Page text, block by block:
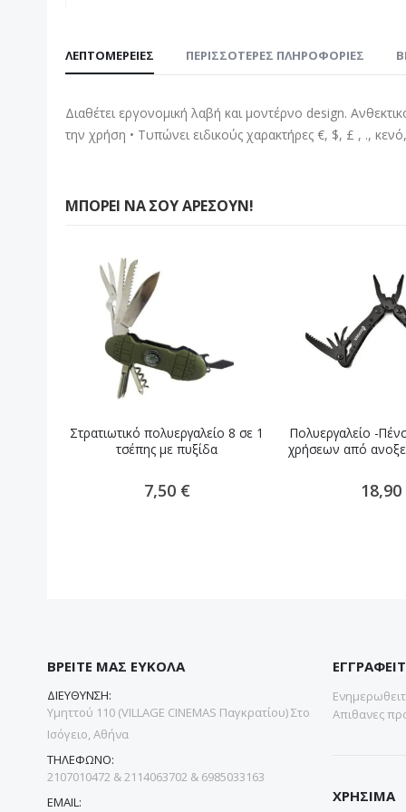
αρχή
συλλογής
εικόνων
ΛΕΠΤΟΜΈΡΕΙΕΣ
Διαθέτει εργονομική λαβή και μοντέρνο design.
την χρήση • Τυπώνει ειδικούς χαρακτήρες €, $, £ , .,
ΠΕΡΙΣΣΌΤΕΡΕΣ ΠΛΗΡΟΦΟΡΊΕΣ
ΜΠΟΡΕΊ ΝΑ ΣΟΥ ΑΡΈΣΟΥΝ!
Στρατιωτικό πολυεργαλείο 8 σε 1
τσέπης με πυξίδα
7,50 €
Πολυεργαλείο -
χρήσεων από
18,90
ΒΡΕΙΤΕ ΜΑΣ ΕΥΚΟΛΑ
ΔΙΕΥΘΥΝΣΗ:
Υμηττού 110 (VILLAGE CINEMAS Παγκρατίου) Στο
Ισόγειο, Αθήνα
ΤΗΛΕΦΩΝΟ:
2107010472 & 2114063702 & 6985033163
EMAIL:
Απιθανες
ΧΡΗΣΙΜΑ